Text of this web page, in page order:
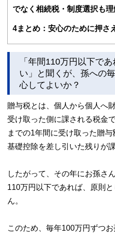
士、行政書士、投資アナ
ど150名以上の有資格者
かしく感じられる年金や
をわかりやすく発信して
執筆者・監修者による執
やすさはもちろんのこと
な情報発信を実現してい
私たちは、快適でより良
でなく相続税・制度選択も理
4まとめ：安心のために押さ
「年間110万円以下で
い」と聞くが、孫への
心してよいか？
贈与税とは、個人から個人へ
受け取った側に課される税金
までの1年間に受け取った贈
基礎控除を差し引いた残りが
したがって、その年にお孫さ
110万円以下であれば、原則
ん。
このため、毎年100万円ずつ